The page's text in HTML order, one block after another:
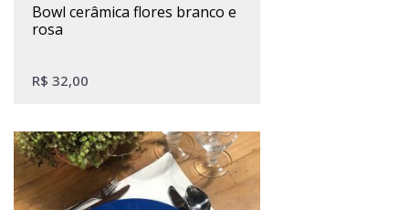
bowl cerâmica flores branco e
rosa
R$ 32,00